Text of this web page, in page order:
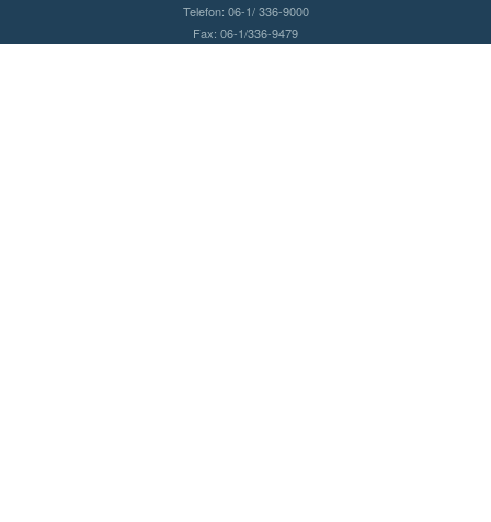
Telefon: 06-1/ 336-9000
Fax: 06-1/336-9479